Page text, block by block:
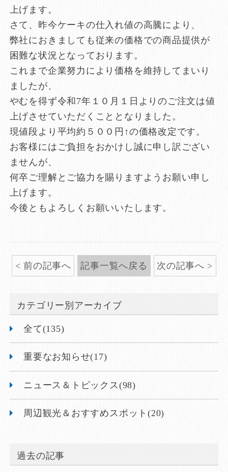
上げます。
さて、昨今ケーキの仕入れ値の高騰により、
弊社におきましても従来の価格での商品提供が
困難な状況となっております。
これまで企業努力により価格を維持してまいり
ましたが、
やむを得ず令和7年１０月１日よりのご注文は値
上げさせていただくこととなりました。
現値段より平均約５００円↑の価格改定です。
お客様にはご負担をおかけし誠に申し訳ござい
ませんが、
何卒ご理解とご協力を賜りますようお願い申し
上げます。
今後ともよろしくお願いいたします。
前の記事へ 記事一覧へ戻る 次の記事へ
カテゴリー別アーカイブ
全て(135)
重要なお知らせ(17)
ニュース＆トピックス(98)
周辺観光＆おすすめスポット(20)
過去の記事